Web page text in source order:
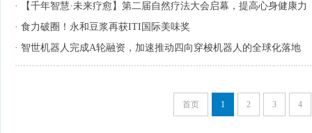
·
【千年智慧·未来疗愈】第二届自然疗法大会启幕，提高心身健康力
· 食力破圈！永和豆浆再获ITI国际美味奖
· 智世机器人完成A轮融资，加速推动四向穿梭机器人的全球化落地
首页 1 2 3 4